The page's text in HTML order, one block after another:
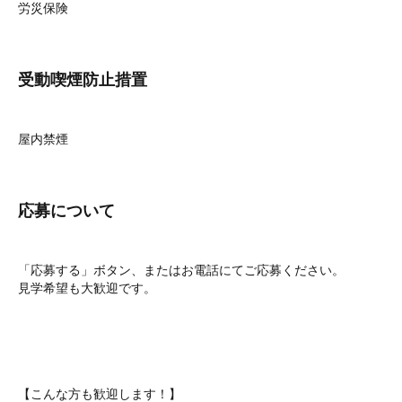
労災保険
受動喫煙防止措置
屋内禁煙
応募について
「応募する」ボタン、またはお電話にてご応募ください。
見学希望も大歓迎です。
【こんな方も歓迎します！】